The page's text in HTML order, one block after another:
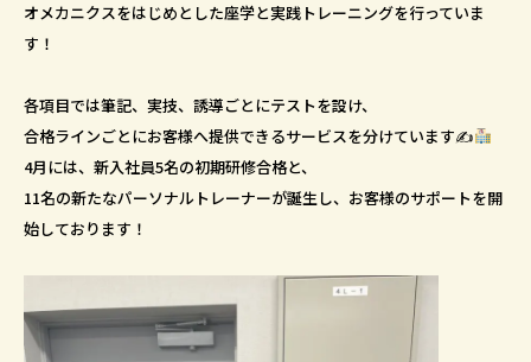
オメカニクスをはじめとした座学と実践トレーニングを行っていま
す！
各項目では筆記、実技、誘導ごとにテストを設け、
合格ラインごとにお客様へ提供できるサービスを分けています✍
4月には、新入社員5名の初期研修合格と、
11名の新たなパーソナルトレーナーが誕生し、お客様のサポートを開
始しております！